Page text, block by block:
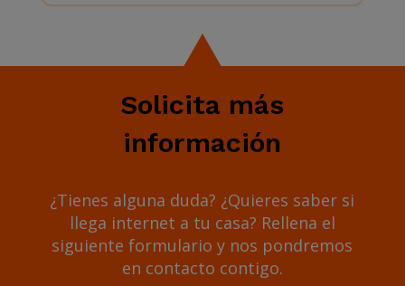
Solicita más
información
¿Tienes alguna duda? ¿Quieres saber si
llega internet a tu casa? Rellena el
siguiente formulario y nos pondremos
en contacto contigo.